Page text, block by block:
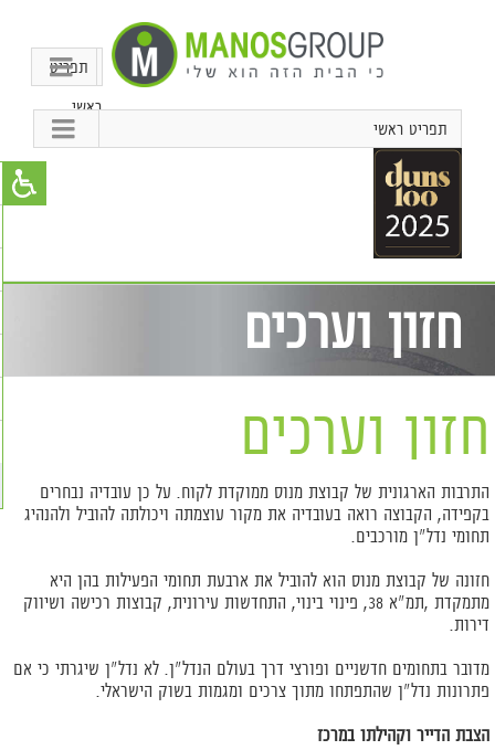
תפריט
ראשי
תפריט ראשי
חזון וערכים
חזון וערכים
התרבות הארגונית של קבוצת מנוס ממוקדת לקוח. על כן עובדיה נבחרים
בקפידה, הקבוצה רואה בעובדיה את מקור עוצמתה ויכולתה להוביל ולהנהיג
תחומי נדל"ן מורכבים.
חזונה של קבוצת מנוס הוא להוביל את ארבעת תחומי הפעילות בהן היא
מתמקדת ,תמ"א 38, פינוי בינוי, התחדשות עירונית, קבוצות רכישה ושיווק
דירות.
מדובר בתחומים חדשניים ופורצי דרך בעולם הנדל"ן. לא נדל"ן שיגרתי כי אם
פתרונות נדל"ן שהתפתחו מתוך צרכים ומגמות בשוק הישראלי.
הצבת הדייר וקהילתו במרכז